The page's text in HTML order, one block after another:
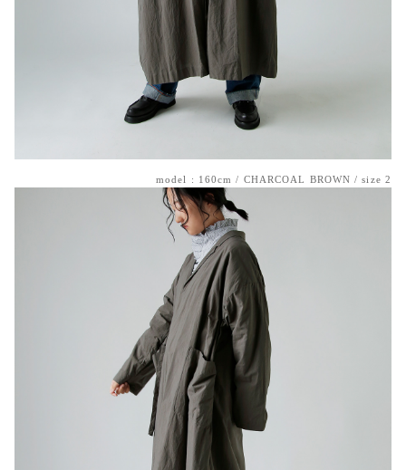
model : 160cm / CHARCOAL BROWN / size 2